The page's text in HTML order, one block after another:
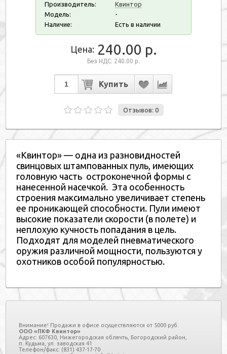
Производитель:
Квинтор
Модель:
-
Наличие:
Есть в наличии
Цена: 240.00 р.
Без НДС: 240.00 р.
Отзывов: 0
«Квинтор» — одна из разновидностей
свинцовых штампованных пуль, имеющих
головную часть остроконечной формы с
нанесенной насечкой. Эта особенность
строения максимально увеличивает степень
ее проникающей способности. Пули имеют
высокие показатели скорости (в полете) и
неплохую кучность попадания в цель.
Подходят для моделей пневматического
оружия различной мощности, пользуются у
охотников особой популярностью.
Внимание! Продажи в офисе осуществляются от 5000 руб.
ООО «ПКФ Квинтор»
Адрес: 607630, Нижегородская облвчть, Богородский район,
п. Кудьма, ул. заводская 41
Телефон/факс: (831) 437-17-70